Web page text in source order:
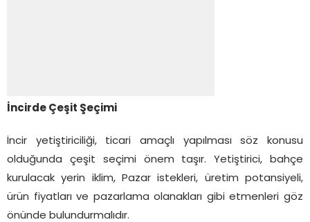
İncirde Çeşit Şeçimi
İncir yetiştiriciliği, ticari amaçlı yapılması söz konusu
olduğunda çeşit seçimi önem taşır. Yetiştirici, bahçe
kurulacak yerin iklim, Pazar istekleri, üretim potansiyeli,
ürün fiyatları ve pazarlama olanakları gibi etmenleri göz
önünde bulundurmalıdır.